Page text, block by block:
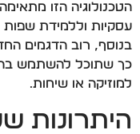
הטכנולוגיה הזו
עסקיות וללמידת
בנוסף, רוב הדגמים
כך שתוכל להשתמש
למוזיקה או שיחות.
היתרונות